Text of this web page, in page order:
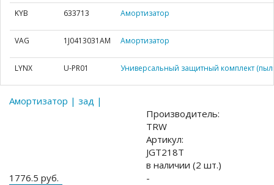
KYB 633713 Амортизатор
VAG 1J0413031AM Амортизатор
LYNX U-PR01 Универсальный защитный комплект
Амортизатор | зад |
Производитель:
TRW
Артикул:
JGT218T
в наличии (2 шт.)
1776.5 руб.
-